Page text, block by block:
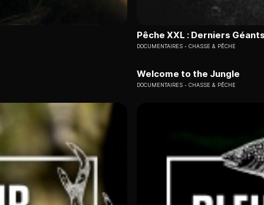
Pêche XXL : Derniers
DOCUMENTAIRES CHASSE & PÊCHE
Welcome to the Jungle
DOCUMENTAIRES CHASSE & PÊCHE